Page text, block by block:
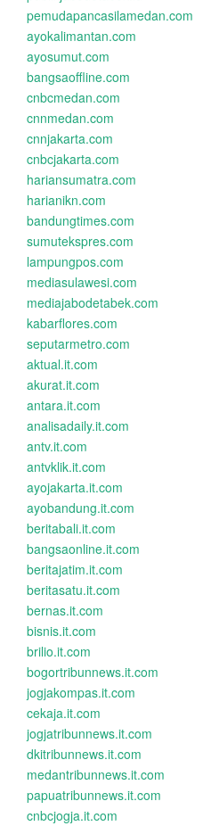
pemudapancasilamedan.com
ayokalimantan.com
ayosumut.com
bangsaoffline.com
cnbcmedan.com
cnnmedan.com
cnnjakarta.com
cnbcjakarta.com
hariansumatra.com
harianikn.com
bandungtimes.com
sumutekspres.com
lampungpos.com
mediasulawesi.com
mediajabodetabek.com
kabarflores.com
seputarmetro.com
aktual.it.com
akurat.it.com
antara.it.com
analisadaily.it.com
antv.it.com
antvklik.it.com
ayojakarta.it.com
ayobandung.it.com
beritabali.it.com
bangsaonline.it.com
beritajatim.it.com
beritasatu.it.com
bernas.it.com
bisnis.it.com
brilio.it.com
bogortribunnews.it.com
jogjakompas.it.com
cekaja.it.com
jogjatribunnews.it.com
dkitribunnews.it.com
medantribunnews.it.com
papuatribunnews.it.com
cnbcjogja.it.com